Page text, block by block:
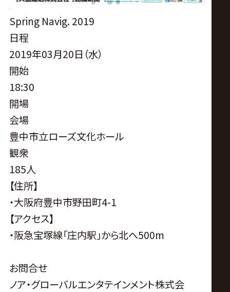
Spring Navig. 2019
日程
2019年03月20日（水）
開始
18:30
開場
会場
豊中市立ローズ文化ホール
観衆
185人
【住所】
・大阪府豊中市野田町4-1
【アクセス】
・阪急宝塚線「庄内駅」から北へ500m
お問合せ
ノア・グローバルエンタテインメント株式会